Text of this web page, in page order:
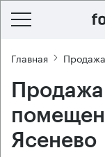
Главная
Ясенево